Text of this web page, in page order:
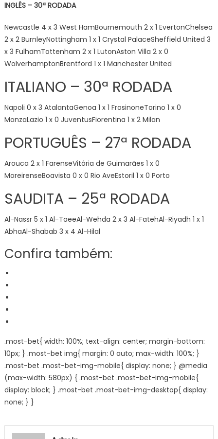
INGLÊS – 30ª RODADA
Newcastle 4 x 3 West HamBournemouth 2 x 1 EvertonChelsea
2 x 2 BurnleyNottingham 1 x 1 Crystal PalaceSheffield United 3
x 3 FulhamTottenham 2 x 1 LutonAston Villa 2 x 0
WolverhamptonBrentford 1 x 1 Manchester United
ITALIANO – 30ª RODADA
Napoli 0 x 3 AtalantaGenoa 1 x 1 FrosinoneTorino 1 x 0
MonzaLazio 1 x 0 JuventusFiorentina 1 x 2 Milan
PORTUGUÊS – 27ª RODADA
Arouca 2 x 1 FarenseVitória de Guimarães 1 x 0
MoreirenseBoavista 0 x 0 Rio AveEstoril 1 x 0 Porto
SAUDITA – 25ª RODADA
Al-Nassr 5 x 1 Al-TaeeAl-Wehda 2 x 3 Al-FatehAl-Riyadh 1 x 1
AbhaAl-Shabab 3 x 4 Al-Hilal
Confira também:
.most-bet{ width: 100%; text-align: center; margin-bottom:
10px; } .most-bet img{ margin: 0 auto; max-width: 100%; }
.most-bet .most-bet-img-mobile{ display: none; } @media
(max-width: 580px) { .most-bet .most-bet-img-mobile{
display: block; } .most-bet .most-bet-img-desktop{ display:
none; } }